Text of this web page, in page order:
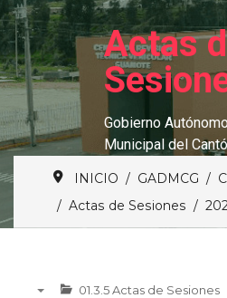
Actas
Gobierno
Municipal del
INICIO GADMCG
Actas de Sesiones
01.3.5 Actas de Sesiones